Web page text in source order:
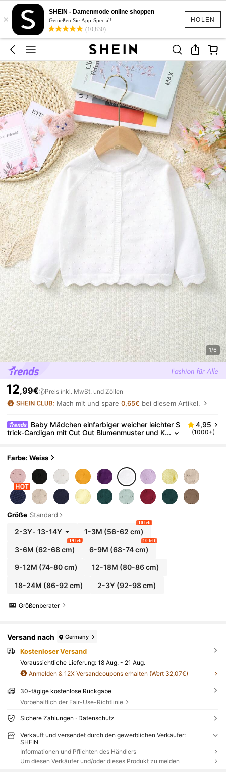
HOLEN
×
SHEIN - Damenmode online shoppen
Genießen Sie App-Special!
(10,830)
1/6
12,99€ Preis inkl. MwSt. und Zöllen
Mach mit und spare0,65€ bei diesem Artikel.
Baby Mädchen einfarbiger weicher leichter S
trick-Cardigan mit Cut Out Blumenmuster und K
als Eid Al-Fitr Geschenk
4,95
(1000+)
Farbe: Weiss
Größe Standard
2-3Y- 13-14Y 1-3M (56-62 cm)
10 left
3-6M (62-68 cm)
19 left
6-9M (68-74 cm)
10 left
9-12M (74-80 cm) 12-18M (80-86 cm)
18-24M (86-92 cm) 2-3Y (92-98 cm)
Größenberater
Versand nach Germany
Kostenloser Versand
Voraussichtliche Lieferung: 18 Aug. - 21 Aug.
Anmelden & 12X Versandcoupons erhalten (Wert 32,07€)
30-tägige kostenlose Rückgabe
Vorbehaltlich der Fair-Use-Richtlinie
Sichere Zahlungen · Datenschutz
Verkauft und versendet durch den gewerblichen Verkäufer:
SHEIN
Informationen und Pflichten des Händlers
Um diesen Verkäufer und/oder dieses Produkt zu melden